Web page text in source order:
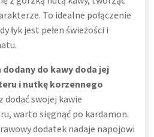
To idealne połączenie
łyk jest pełen świeżości i
do kawy doda jej
i nutkę korzennego
dodać swojej kawie
warto sięgnąć po kardamon.
dodatek nadaje napojowi